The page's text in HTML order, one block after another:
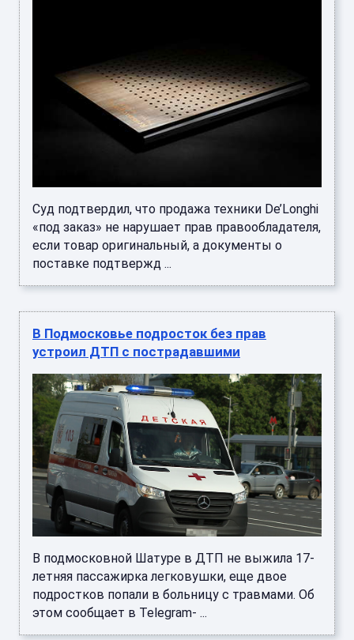
Суд подтвердил, что продажа техники De’Longhi
«под заказ» не нарушает прав правообладателя,
если товар оригинальный, а документы о
поставке подтвержд ...
В Подмосковье подросток без прав
устроил ДТП с пострадавшими
В подмосковной Шатуре в ДТП не выжила 17-
летняя пассажирка легковушки, еще двое
подростков попали в больницу с травмами. Об
этом сообщает в Telegram- ...